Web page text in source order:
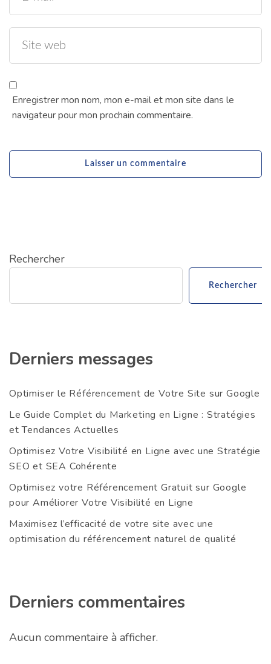
Enregistrer mon nom, mon e-mail et mon site dans le
navigateur pour mon prochain commentaire.
Rechercher
Rechercher
Derniers messages
Optimiser le Référencement de Votre Site sur Google
Le Guide Complet du Marketing en Ligne : Stratégies
et Tendances Actuelles
Optimisez Votre Visibilité en Ligne avec une Stratégie
SEO et SEA Cohérente
Optimisez votre Référencement Gratuit sur Google
pour Améliorer Votre Visibilité en Ligne
Maximisez l’efficacité de votre site avec une
optimisation du référencement naturel de qualité
Derniers commentaires
Aucun commentaire à afficher.